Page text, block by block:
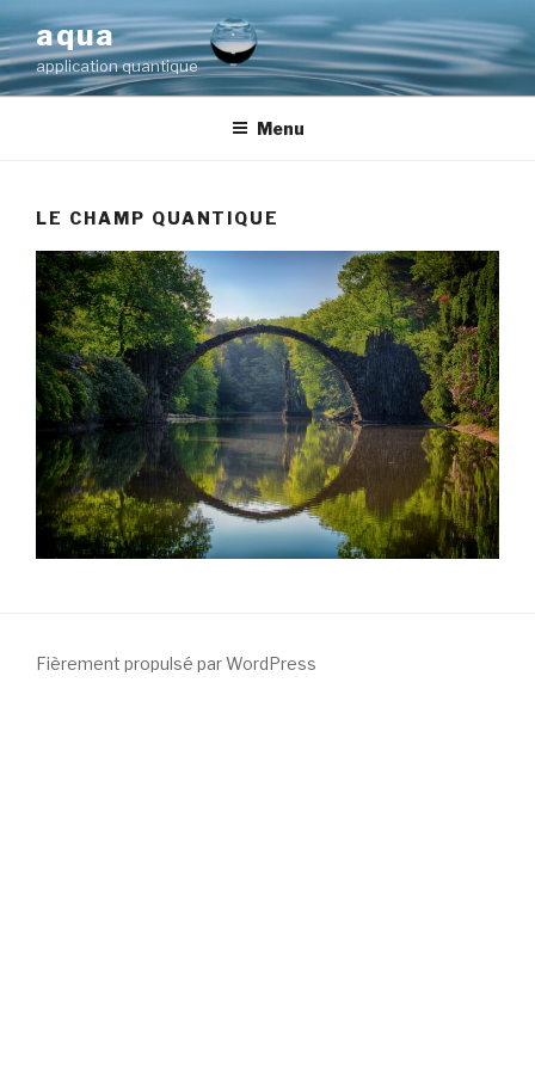
Aller
au
contenu
principal
aqua
application quantique
Menu
LE CHAMP QUANTIQUE
Fièrement propulsé par WordPress